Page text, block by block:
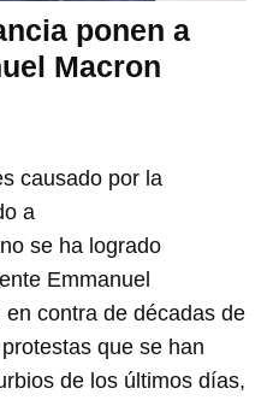
ponen a
Macron
causado por la
a
se ha logrado
Emmanuel
contra de décadas de
que se han
de los últimos días,